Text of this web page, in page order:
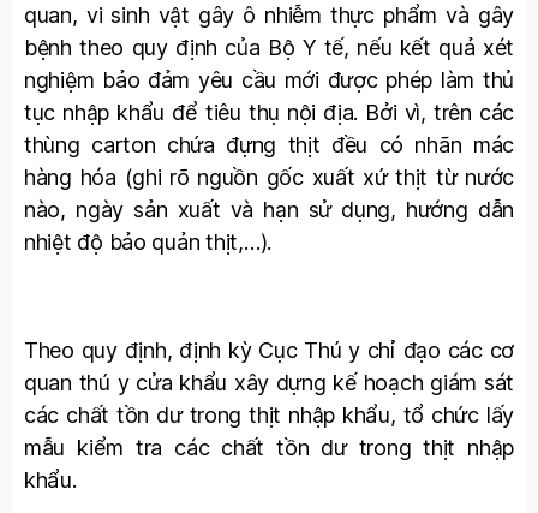
quan, vi sinh vật gây ô nhiễm thực phẩm và gây
bệnh theo quy định của Bộ Y tế, nếu kết quả xét
nghiệm bảo đảm yêu cầu mới được phép làm thủ
tục nhập khẩu để tiêu thụ nội địa. Bởi vì, trên các
thùng carton chứa đựng thịt đều có nhãn mác
hàng hóa (ghi rõ nguồn gốc xuất xứ thịt từ nước
nào, ngày sản xuất và hạn sử dụng, hướng dẫn
nhiệt độ bảo quản thịt,…).
Theo quy định, định kỳ Cục Thú y chỉ đạo các cơ
quan thú y cửa khẩu xây dựng kế hoạch giám sát
các chất tồn dư trong thịt nhập khẩu, tổ chức lấy
mẫu kiểm tra các chất tồn dư trong thịt nhập
khẩu.